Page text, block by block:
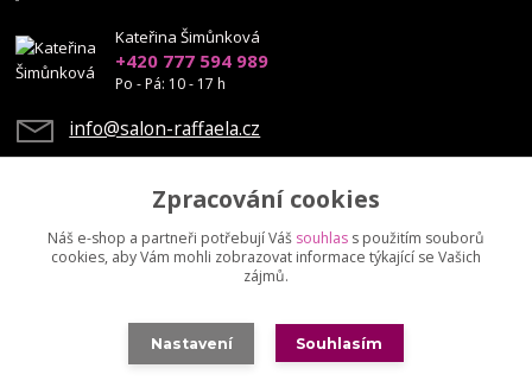
Kateřina Šimůnková
+420 777 594 989
Po - Pá: 10 - 17 h
info@salon-raffaela.cz
Upravit sběr cookies.
© Mgr. Kateřina Šimůnková, 2023 - další šíření našich fotek je chráněno
autorskými právy
Zpracování cookies
Náš e-shop a partneři potřebují Váš souhlas s použitím souborů
cookies, aby Vám mohli zobrazovat informace týkající se Vašich
zájmů.
Nastavení Souhlasím